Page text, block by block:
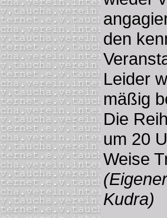
den
Leider
mäßig
Die
um 20
Weise
Kudra)